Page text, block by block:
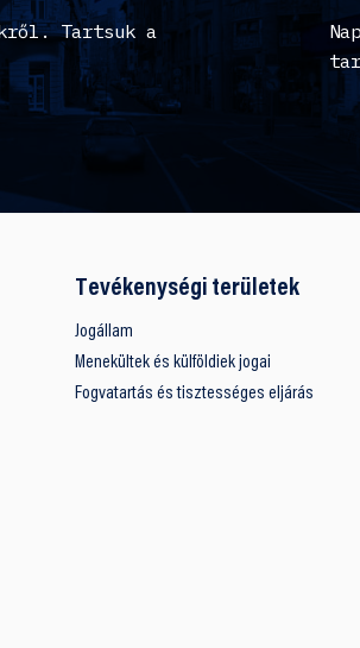
Tartsuk a
Tevékenységi területek
Jogállam
Menekültek és külföldiek jogai
Fogvatartás és tisztességes eljárás